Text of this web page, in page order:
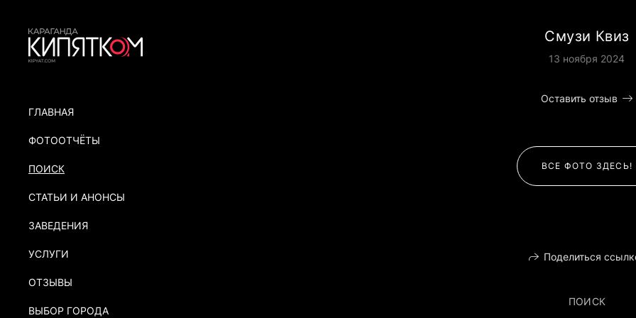
ГЛАВНАЯ
ФОТООТЧЁТЫ
ПОИСК
СТАТЬИ И АНОНСЫ
ЗАВЕДЕНИЯ
УСЛУГИ
ОТЗЫВЫ
ВЫБОР ГОРОДА
Смузи Квиз
13 ноября 2024
Оставить отзыв
ВСЕ ФОТО ЗДЕСЬ!
Поделиться
ПОИСК